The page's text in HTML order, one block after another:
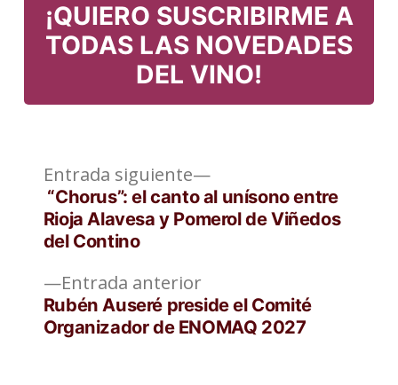
¡QUIERO SUSCRIBIRME A
TODAS LAS NOVEDADES
DEL VINO!
Navegación
de
entradas
Entrada anteriorEntrada
anterior:
Rubén Auseré preside el Comité
Organizador de ENOMAQ 2027
Entrada siguiente
Entrada
siguiente:
“Chorus”: el canto al unísono entre
Rioja Alavesa y Pomerol de Viñedos
del Contino